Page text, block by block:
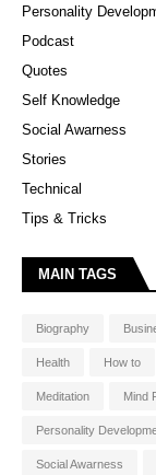
Personality
Podcast
Quotes
Self Knowledge
Social Awarness
Stories
Technical
Tips & Tricks
MAIN TAGS
Biography
Health How to
Meditation Mind
Personality
Social Awarness